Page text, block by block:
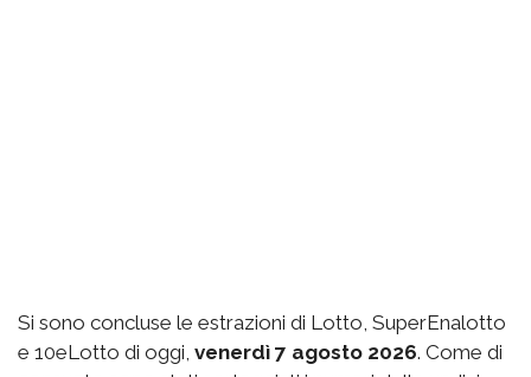
Si sono concluse le estrazioni di Lotto, SuperEnalotto
e 10eLotto di oggi, venerdì 7 agosto 2026. Come di